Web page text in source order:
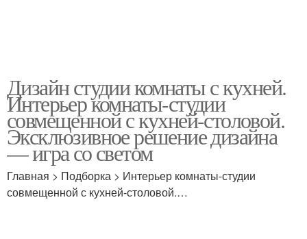
Дизайн студии комнаты с кухней.
Интерьер комнаты-студии
совмещенной с кухней-столовой.
Эксклюзивное решение дизайна
— игра со светом
Главная > Подборка > Интерьер комнаты-студии
совмещенной с кухней-столовой.…